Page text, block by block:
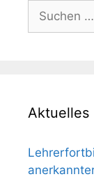
Suchen
nach:
Aktuelles